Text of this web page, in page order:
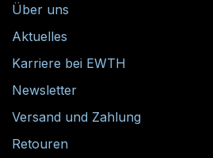
Über uns
Aktuelles
Karriere bei EWTH
Newsletter
Versand und Zahlung
Retouren